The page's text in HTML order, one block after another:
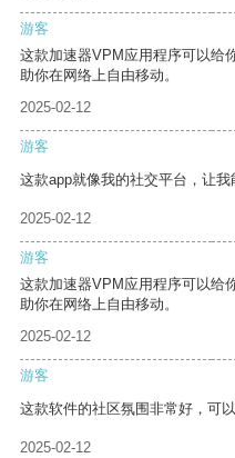
游客
这款加速器VPM应用程序可以给
助你在网络上自由移动。
2025-02-12
游客
这款app就像我的社交平台，让我
2025-02-12
游客
这款加速器VPM应用程序可以给
助你在网络上自由移动。
2025-02-12
游客
这款软件的社区氛围非常好，可
2025-02-12